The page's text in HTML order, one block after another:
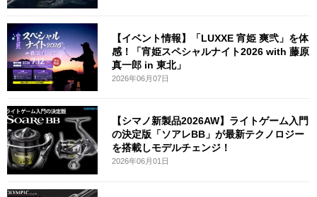
【イベント情報】「LUXXE 宵姫 爽弐」を体
感！「宵姫スペシャルナイト2026 with 藤原
真一郎 in 東北」
2026年06月07日
【シマノ新製品2026AW】ライトゲーム入門
の決定版「ソアレBB」が最新テクノロジー
を搭載しモデルチェンジ！
2026年06月01日